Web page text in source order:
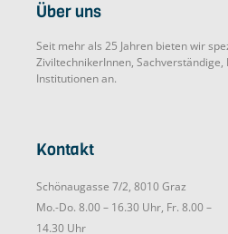
Über uns
Seit mehr als 25 Jahren bieten wir
ZiviltechnikerInnen,
Institutionen an.
Kontakt
Schönaugasse 7/2, 8010 Graz
Mo.-Do. 8.00 – 16.30 Uhr, Fr. 8.00 –
14.30 Uhr